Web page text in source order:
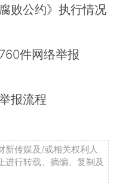
败公约》执行情况
件网络举报
报流程
新传媒及/或相关权利人
进行转载、摘编、复制及